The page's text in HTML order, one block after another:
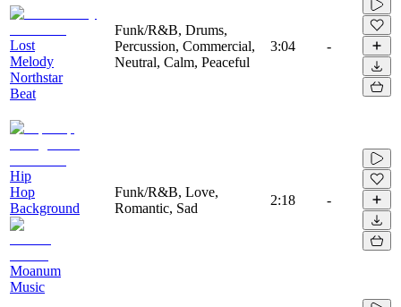
Lost
Melody
Northstar
Beat
Funk/R&B, Drums,
Percussion, Commercial,
Neutral, Calm, Peaceful
3:04 -
Hip
Hop
Background
Moanum
Music
Funk/R&B, Love,
Romantic, Sad
2:18 -